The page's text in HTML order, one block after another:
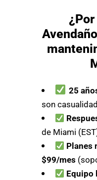
25
son casualidad
de Miami
Planes
$99/mes
Equipo